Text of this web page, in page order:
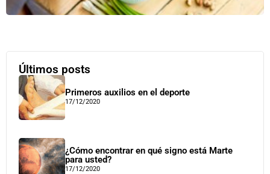
Últimos posts
Primeros auxilios en el deporte
17/12/2020
¿Cómo encontrar en qué signo está Marte
para usted?
17/12/2020